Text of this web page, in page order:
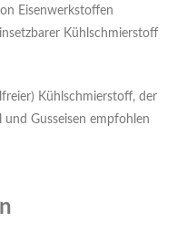
Eisenwerkstoffen
Kühlschmierstoff
Kühlschmierstoff, der
Gusseisen empfohlen